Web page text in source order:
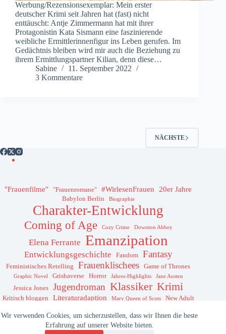
Wir verwenden Cookies, um sicherzustellen, dass wir Ihnen die beste
Erfahrung auf unserer Website bieten.
Werbung/Rezensionsexemplar: Mein erster
deutscher Krimi seit Jahren hat (fast) nicht
enttäuscht: Antje Zimmermann hat mit ihrer
Protagonistin Kata Sismann eine faszinierende
weibliche Ermittlerinnenfigur ins Leben gerufen. Im
Gedächtnis bleiben wird mir auch die Beziehung zu
ihrem Ermittlungspartner Kilian, denn diese…
Sabine
11. September 2022
3 Kommentare
NÄCHSTE
"Frauenfilme" "Frauenromane" #WirlesenFrauen 20er Jahre
Babylon Berlin Biographie
Charakter-Entwicklung
Coming of Age Cozy Crime Downton Abbey
Elena Ferrante Emanzipation
Entwicklungsgeschichte Fandom Fantasy
Feministisches Retelling Frauenklischees Game of Thrones
Graphic Novel Grishaverse Horror Jahres-Highlights Jane Austen
Jessica Jones Jugendroman Klassiker Krimi
Kritisch bloggen Literaturadaption Mary Queen of Scots New Adult
Sherlock Sherlock Holmes